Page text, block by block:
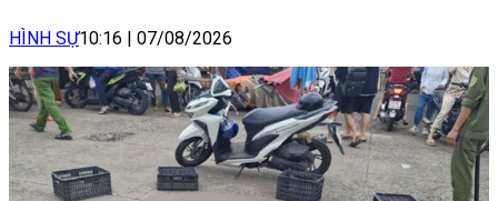
HÌNH SỰ10:16 07/08/2026